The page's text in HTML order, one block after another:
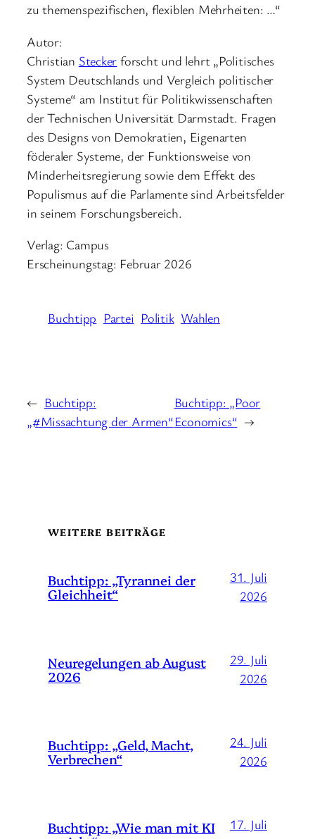
zu themenspezifischen, flexiblen Mehrheiten: …“
Autor:
Christian Stecker forscht und lehrt „Politisches
System Deutschlands und Vergleich politischer
Systeme“ am Institut für Politikwissenschaften
der Technischen Universität Darmstadt. Fragen
des Designs von Demokratien, Eigenarten
föderaler Systeme, der Funktionsweise von
Minderheitsregierung sowie dem Effekt des
Populismus auf die Parlamente sind Arbeitsfelder
in seinem Forschungsbereich.
Verlag: Campus
Erscheinungstag: Februar 2026
Buchtipp Partei Politik Wahlen
← Buchtipp:
„#Missachtung der Armen“
Buchtipp: „Poor
Economics“ →
WEITERE BEITRÄGE
Buchtipp: „Tyrannei der
Gleichheit“
31. Juli
2026
Neuregelungen ab August
2026
29. Juli
2026
Buchtipp: „Geld, Macht,
Verbrechen“
24. Juli
2026
Buchtipp: „Wie man mit KI
17. Juli